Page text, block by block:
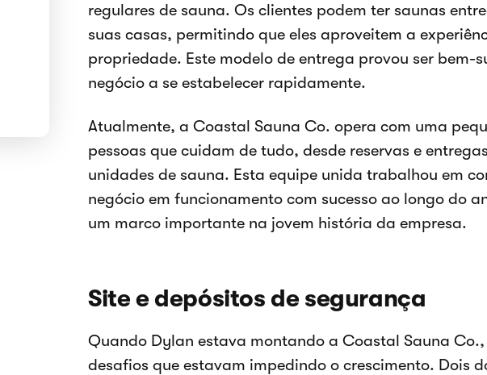
regulares de sauna. Os clientes podem ter saunas
suas casas, permitindo que eles aproveitem a
propriedade. Este modelo de entrega provou ser bem-
negócio a se estabelecer rapidamente.
Atualmente, a Coastal Sauna Co. opera com uma
pessoas que cuidam de tudo, desde reservas e
unidades de sauna. Esta equipe unida trabalhou em
negócio em funcionamento com sucesso ao longo do
um marco importante na jovem história da empresa.
Site e depósitos de segurança
Quando Dylan estava montando a Coastal Sauna
desafios que estavam impedindo o crescimento. Dois